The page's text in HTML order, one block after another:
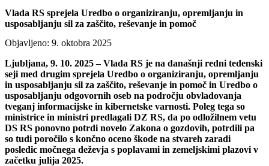
Vlada RS sprejela Uredbo o organiziranju, opremljanju in
usposabljanju sil za zaščito, reševanje in pomoč
Objavljeno: 9. oktobra 2025
Ljubljana, 9. 10. 2025 – Vlada RS je na današnji redni tedenski
seji med drugim sprejela Uredbo o organiziranju, opremljanju
in usposabljanju sil za zaščito, reševanje in pomoč in Uredbo o
usposabljanju odgovornih oseb na področju obvladovanja
tveganj informacijske in kibernetske varnosti. Poleg tega so
ministrice in ministri predlagali DZ RS, da po odložilnem vetu
DS RS ponovno potrdi novelo Zakona o gozdovih, potrdili pa
so tudi poročilo s končno oceno škode na stvareh zaradi
posledic močnega deževja s poplavami in zemeljskimi plazovi v
začetku julija 2025.